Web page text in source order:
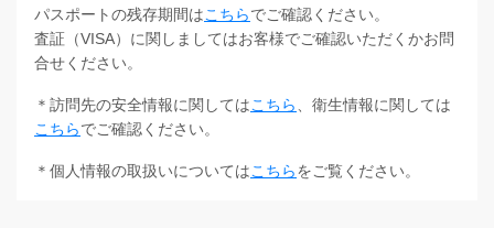
パスポートの残存期間はこちらでご確認ください。
査証（VISA）に関しましてはお客様でご確認いただくかお問
合せください。
＊訪問先の安全情報に関してはこちら
、衛生情報に関しては
こちらでご確認ください。
＊個人情報の取扱いについてはこちらをご覧ください。